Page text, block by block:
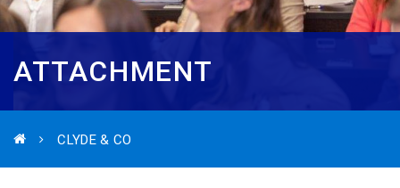
ATTACHMENT
CLYDE & CO